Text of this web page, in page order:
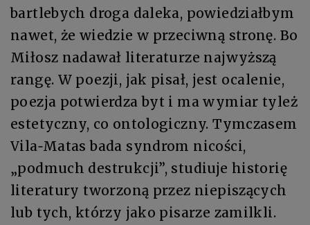
bartlebych droga daleka, powiedziałbym
nawet, że wiedzie w przeciwną stronę. Bo
Miłosz nadawał literaturze najwyższą
rangę. W poezji, jak pisał, jest ocalenie,
poezja potwierdza byt i ma wymiar tyleż
estetyczny, co ontologiczny. Tymczasem
Vila‑Matas bada syndrom nicości,
„podmuch destrukcji”, studiuje historię
literatury tworzoną przez niepiszących
lub tych, którzy jako pisarze zamilkli.